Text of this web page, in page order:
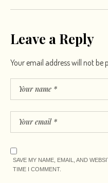
Leave a Reply
Your email address will not be
SAVE MY NAME, EMAIL, AND
TIME I COMMENT.